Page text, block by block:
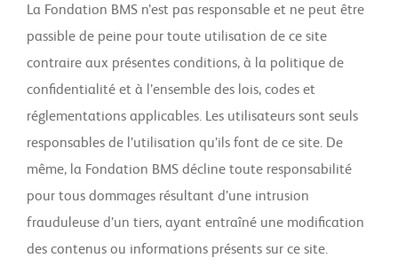
La Fondation BMS n’est pas responsable et ne peut être
passible de peine pour toute utilisation de ce site
contraire aux présentes conditions, à la politique de
confidentialité et à l’ensemble des lois, codes et
réglementations applicables. Les utilisateurs sont seuls
responsables de l’utilisation qu’ils font de ce site. De
même, la Fondation BMS décline toute responsabilité
pour tous dommages résultant d’une intrusion
frauduleuse d’un tiers, ayant entraîné une modification
des contenus ou informations présents sur ce site.